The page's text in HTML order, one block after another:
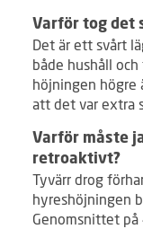
Varför tog det
Det är ett svårt
både hushåll
höjningen högre
att det var extra
Varför måste
retroaktivt?
Tyvärr drog
hyreshöjningen
Genomsnittet